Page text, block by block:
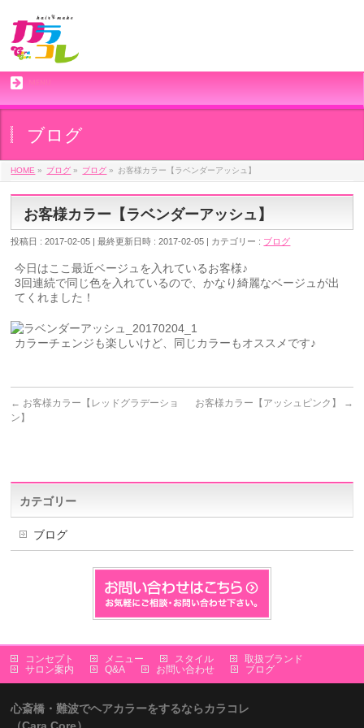
ブログ
HOME » ブログ » ブログ » お客様カラー【ラベンダーアッシュ】
お客様カラー【ラベンダーアッシュ】
投稿日 : 2017-02-05 最終更新日時 : 2017-02-05 カテゴリー : ブログ
今日はここ最近ベージュを入れているお客様♪
3回連続で同じ色を入れているので、かなり綺麗なベージュが出
てくれました！
カラーチェンジも楽しいけど、同じカラーもオススメです♪
← お客様カラー【レッドグラデーショ
ン】
お客様カラー【アッシュピンク】 →
カテゴリー
ブログ
コンセプト メニュー スタイル
取扱ブランド
サロン案内
Q&A お問い合わせ ブログ
心斎橋・難波でヘアカラーをするならカラコレ